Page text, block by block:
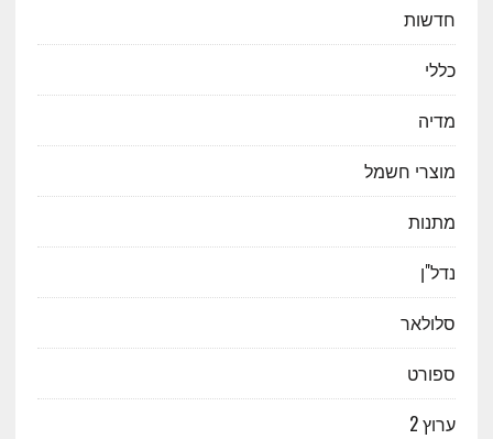
חדשות
כללי
מדיה
מוצרי חשמל
מתנות
נדל"ן
סלולאר
ספורט
ערוץ 2